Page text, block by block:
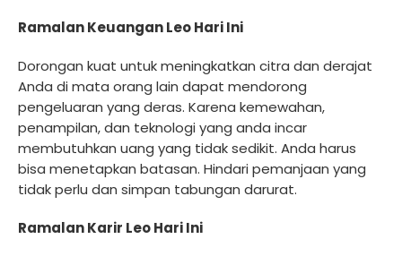
Ramalan Keuangan Leo Hari Ini
Dorongan kuat untuk meningkatkan citra dan derajat
Anda di mata orang lain dapat mendorong
pengeluaran yang deras. Karena kemewahan,
penampilan, dan teknologi yang anda incar
membutuhkan uang yang tidak sedikit. Anda harus
bisa menetapkan batasan. Hindari pemanjaan yang
tidak perlu dan simpan tabungan darurat.
Ramalan Karir Leo Hari Ini